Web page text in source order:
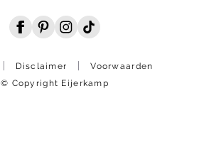
Disclaimer
Voorwaarden
© Copyright Eijerkamp